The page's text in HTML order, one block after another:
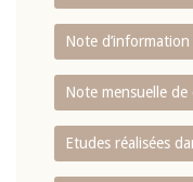
Note d’information
Note mensuelle
Etudes réalisées